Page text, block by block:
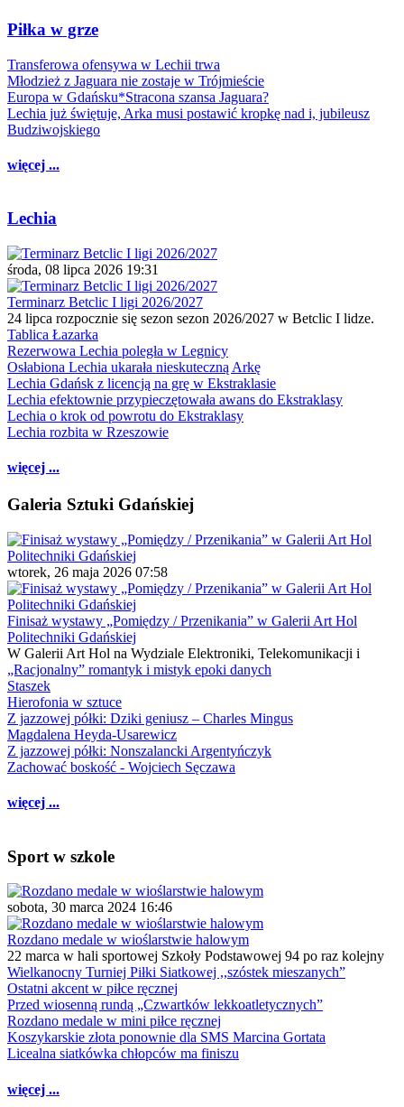
Piłka w grze
Transferowa ofensywa w Lechii trwa
Młodzież z Jaguara nie zostaje w Trójmieście
Europa w Gdańsku*Stracona szansa Jaguara?
Lechia już świętuje, Arka musi postawić kropkę nad i, jubileusz
Budziwojskiego
więcej ...
Lechia
środa, 08 lipca 2026 19:31
Terminarz Betclic I ligi 2026/2027
24 lipca rozpocznie się sezon sezon 2026/2027 w Betclic I lidze.
Tablica Łazarka
Rezerwowa Lechia poległa w Legnicy
Osłabiona Lechia ukarała nieskuteczną Arkę
Lechia Gdańsk z licencją na grę w Ekstraklasie
Lechia efektownie przypieczętowała awans do Ekstraklasy
Lechia o krok od powrotu do Ekstraklasy
Lechia rozbita w Rzeszowie
więcej ...
Galeria Sztuki Gdańskiej
wtorek, 26 maja 2026 07:58
Finisaż wystawy „Pomiędzy / Przenikania” w Galerii Art Hol
Politechniki Gdańskiej
W Galerii Art Hol na Wydziale Elektroniki, Telekomunikacji i
„Racjonalny” romantyk i mistyk epoki danych
Staszek
Hierofonia w sztuce
Z jazzowej półki: Dziki geniusz – Charles Mingus
Magdalena Heyda-Usarewicz
Z jazzowej półki: Nonszalancki Argentyńczyk
Zachować boskość - Wojciech Sęczawa
więcej ...
Sport w szkole
sobota, 30 marca 2024 16:46
Rozdano medale w wioślarstwie halowym
22 marca w hali sportowej Szkoły Podstawowej 94 po raz kolejny
Wielkanocny Turniej Piłki Siatkowej ,,szóstek mieszanych”
Ostatni akcent w piłce ręcznej
Przed wiosenną rundą „Czwartków lekkoatletycznych”
Rozdano medale w mini piłce ręcznej
Koszykarskie złota ponownie dla SMS Marcina Gortata
Licealna siatkówka chłopców ma finiszu
więcej ...